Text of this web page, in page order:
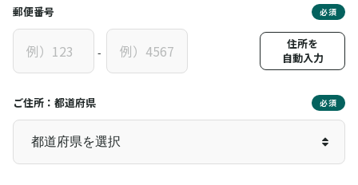
郵便番号 必須
-
住所を
自動入力
ご住所：都道府県 必須